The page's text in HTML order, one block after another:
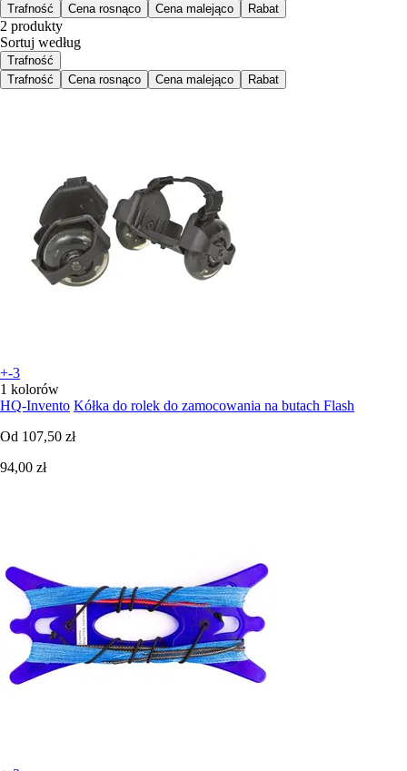
Trafność
Cena rosnąco Cena malejąco Rabat
2 produkty
Sortuj według
Trafność
Trafność
Cena rosnąco Cena malejąco Rabat
+-3
1 kolorów
HQ-Invento Kółka do rolek do zamocowania na butach Flash
Od 107,50 zł
94,00 zł